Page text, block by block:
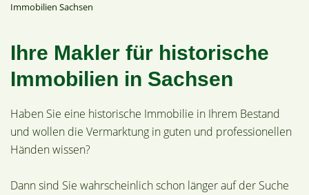
Immobilien Sachsen
Ihre Makler für historische
Immobilien in Sachsen
Haben Sie eine historische Immobilie in Ihrem Bestand
und wollen die Vermarktung in guten und professionellen
Händen wissen?
Dann sind Sie wahrscheinlich schon länger auf der Suche